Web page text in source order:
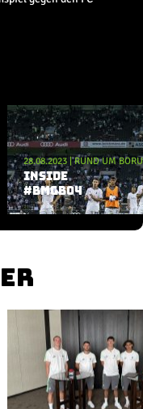
28.08.2023 |RUND UM
INSIDE
#BMGB04